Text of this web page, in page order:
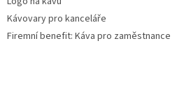
Kávovary pro kanceláře
Firemní benefit: Káva pro zaměstnance